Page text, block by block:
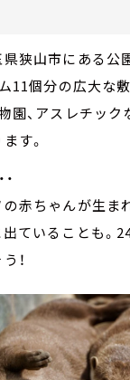
狭山市にある公
11個分の広大な
園、アスレチック
す。
赤ちゃんが生ま
ていることも。
！